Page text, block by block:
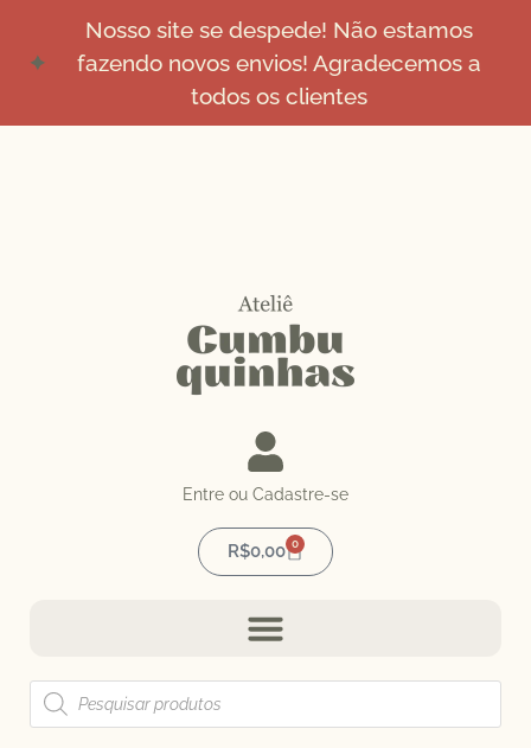
Nosso site se despede! Não estamos
fazendo novos envios! Agradecemos a
todos os clientes
Entre ou Cadastre-se
R$0,00 0